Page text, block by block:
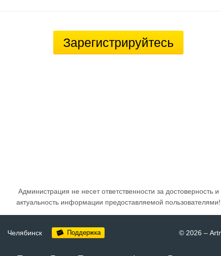
Зарегистрируйтесь
Администрация не несет ответственности за достоверность и
актуальность информации предоставляемой пользователями!
Челябинск Поддержка © 2026 –